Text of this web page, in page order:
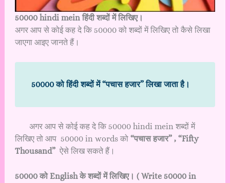
50000 hindi mein हिंदी शब्दों में लिखिए।
अगर आप से कोई कह दे कि 50000 को शब्दों में लिखिए तो कैसे लिखा
जाएगा आइए जानते हैं।
50000 को हिंदी शब्दों में “पचास हजार” लिखा जाता है।
अगर आप से कोई कह दे कि 50000 hindi mein शब्दों में
लिखिए तो आप 50000 in words को “पचास हजार” , “Fifty
Thousand”ऐसे लिख सकते हैं।
50000 को English के शब्दों में लिखिए। ( Write 50000 in